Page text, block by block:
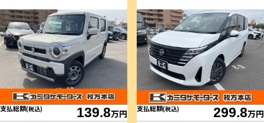
支払総額(税込) 139.8万円 支払総額(税込) 299.8万円